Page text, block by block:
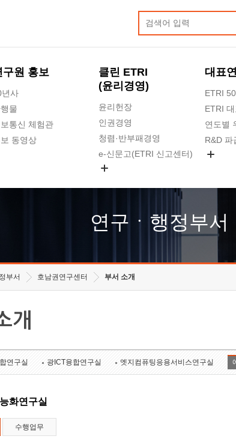
구원 홍보
년사
물
통신 체험관
동영상
클린 ETRI
(윤리경영)
윤리헌장
인권경영
청렴·반부패경영
e-신문고(ETRI 신고센터)
고객의소리
수의계약 현황
대표
ETRI
ETRI
연도별
R&D 파
연구ㆍ행정부서
부서 호남권연구센터 부서 소개
개
연구실 광ICT융합연구실 엣지컴퓨팅응용서비스연구실
화연구실
수행업무